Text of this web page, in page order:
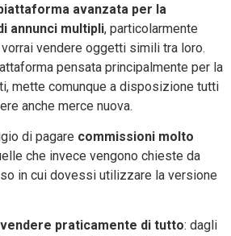
avanzata per la
annunci multipli, particolarmente
vendere oggetti simili tra loro.
pensata principalmente per la
mette comunque a disposizione tutti
anche merce nuova.
di pagare commissioni molto
che invece vengono chieste da
in cui dovessi utilizzare la versione
vendere praticamente di tutto: dagli